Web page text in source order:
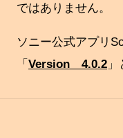
ではありません。
ソニー公式アプリ
「 Version 4.0.2